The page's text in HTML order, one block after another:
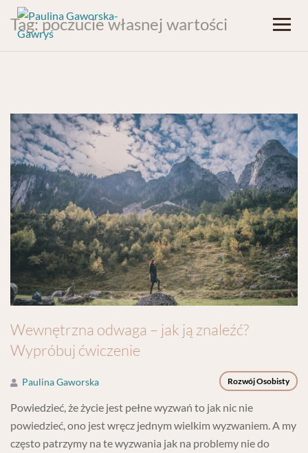
Tag:poczucie własnej wartości
Wewnętrzna odwaga – jak ją znaleźć?
Wypróbuj ćwiczenie
Rozwój Osobisty
Paulina Gaworska
Powiedzieć, że życie jest pełne wyzwań to jak nic nie
powiedzieć, ono jest wręcz jednym wielkim wyzwaniem. A my
często patrzymy na te wyzwania jak na problemy nie do